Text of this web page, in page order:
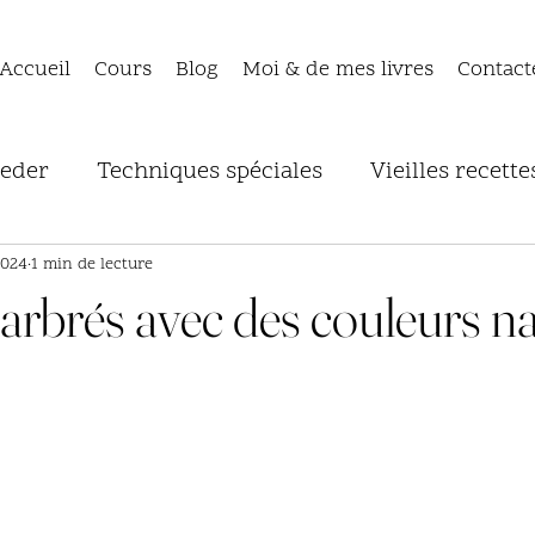
Accueil Cours Blog Moi & de mes livres
Techniques spéciales Vieilles
Colorants végétaux
avec des couleurs
1 min de lecture